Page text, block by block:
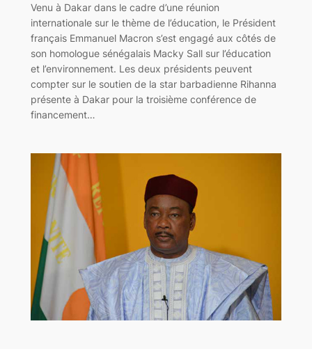
Venu à Dakar dans le cadre d’une réunion
internationale sur le thème de l’éducation, le Président
français Emmanuel Macron s’est engagé aux côtés de
son homologue sénégalais Macky Sall sur l’éducation
et l’environnement. Les deux présidents peuvent
compter sur le soutien de la star barbadienne Rihanna
présente à Dakar pour la troisième conférence de
financement…